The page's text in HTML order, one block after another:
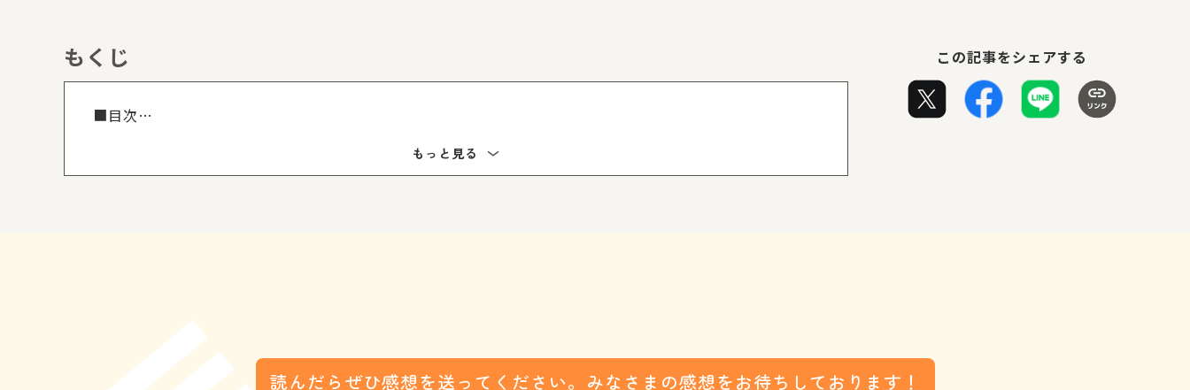
もくじ
■目次
もくじを
もっと見る
この記事をシェアする
読んだらぜひ感想を送ってください。みなさまの感想をお待ちしております！